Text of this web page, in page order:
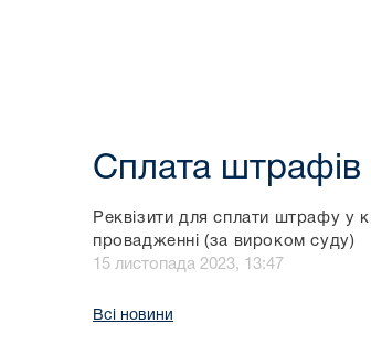
Сплата штрафів
Реквізити для сплати штрафу у
провадженні (за вироком суду)
15 листопада 2023, 13:47
Всі новини